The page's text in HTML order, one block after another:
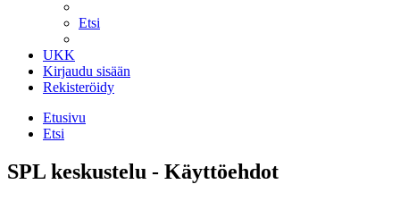
Etsi
UKK
Kirjaudu sisään
Rekisteröidy
Etusivu
Etsi
SPL keskustelu - Käyttöehdot